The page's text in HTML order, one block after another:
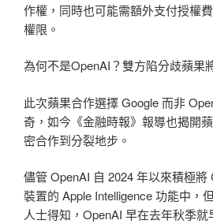
作權，同時也可能需額外支付授權
權限。
為何不是OpenAI？雙方陷分歧蘋果
此次蘋果合作選擇 Google 而非
奇，如今《金融時報》報導也揭開
密合作到分裂地步。
儘管 OpenAI 自 2024 年以來積極將
裝置的 Apple Intelligence 功能中，
人士得知，OpenAI 早在去年秋季